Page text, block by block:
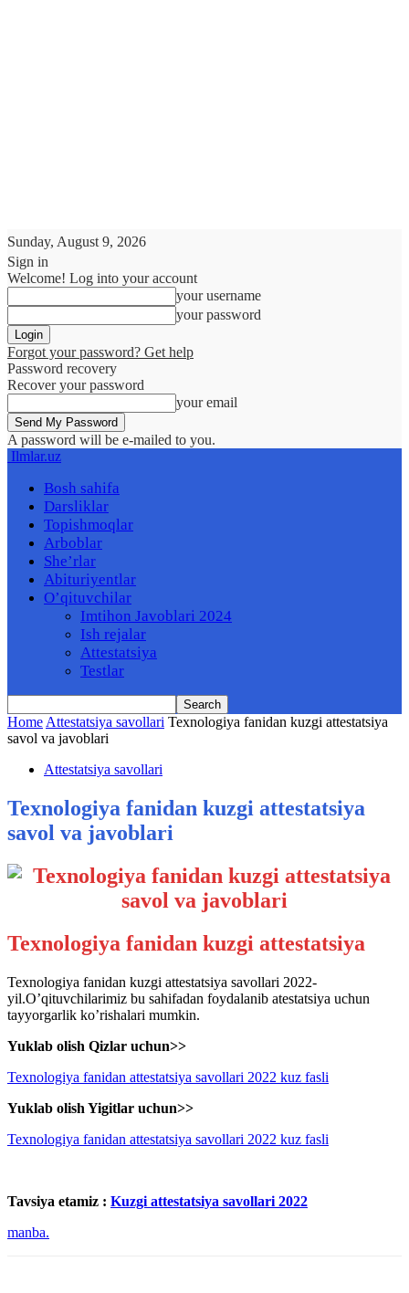
Sunday, August 9, 2026
Sign in
Welcome! Log into your account
your username
your password
Forgot your password? Get help
Password recovery
Recover your password
your email
A password will be e-mailed to you.
Ilmlar.uz
Bosh sahifa
Darsliklar
Topishmoqlar
Arboblar
She’rlar
Abituriyentlar
O’qituvchilar
Imtihon Javoblari 2024
Ish rejalar
Attestatsiya
Testlar
Home Attestatsiya savollari Texnologiya fanidan kuzgi attestatsiya
savol va javoblari
Attestatsiya savollari
Texnologiya fanidan kuzgi attestatsiya
savol va javoblari
Texnologiya fanidan kuzgi attestatsiya
Texnologiya fanidan kuzgi attestatsiya savollari 2022-
yil.O’qituvchilarimiz bu sahifadan foydalanib atestatsiya uchun
tayyorgarlik ko’rishalari mumkin.
Yuklab olish Qizlar uchun>>
Texnologiya fanidan attestatsiya savollari 2022 kuz fasli
Yuklab olish Yigitlar uchun>>
Texnologiya fanidan attestatsiya savollari 2022 kuz fasli
Tavsiya etamiz : Kuzgi attestatsiya savollari 2022
manba.